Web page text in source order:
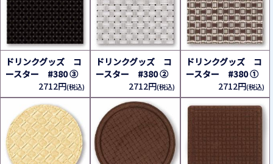
ドリンクグッズ コ
ースター #380 ③
2712円(税込)
ドリンクグッズ コ
ースター #380 ②
2712円(税込)
ドリンクグッズ コ
ースター #380 ①
2712円(税込)